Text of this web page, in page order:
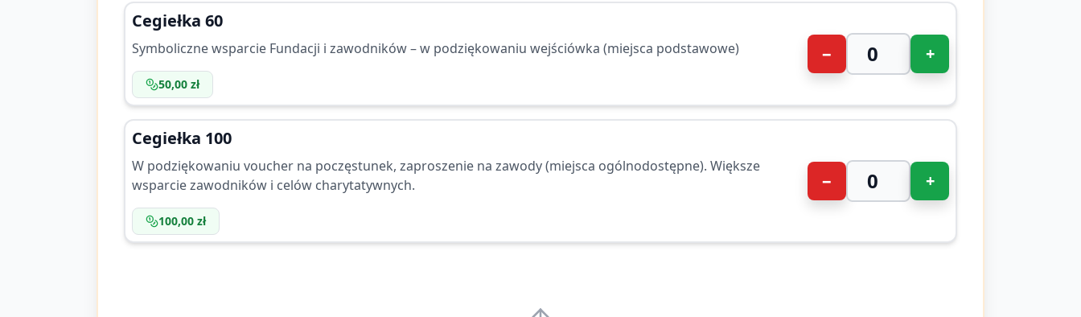
Cegiełka 60
Symboliczne wsparcie Fundacji i zawodników – w podziękowaniu wejściówka (miejsca podstawowe)
50,00 zł
− +
Cegiełka 100
W podziękowaniu voucher na poczęstunek, zaproszenie na zawody (miejsca ogólnodostępne). Większe
wsparcie zawodników i celów charytatywnych.
100,00 zł
− +